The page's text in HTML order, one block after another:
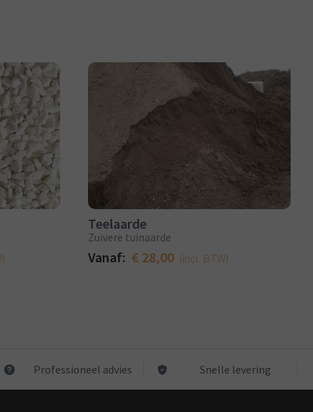
Teelaarde
Zuivere tuinaarde
Vanaf: € 28,00 (incl. BTW)
Professioneel advies Snelle levering